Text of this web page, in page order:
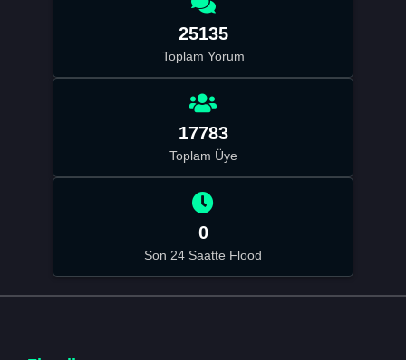
25135
Toplam Yorum
17783
Toplam Üye
0
Son 24 Saatte Flood